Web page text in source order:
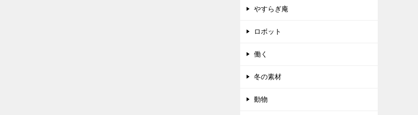
やすらぎ庵
ロボット
働く
冬の素材
動物